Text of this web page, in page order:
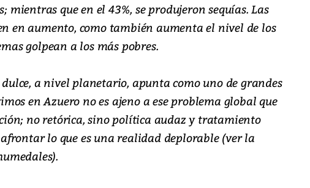
mientras que en el 43%, se produjeron sequías. Las
en aumento, como también aumenta el nivel de los
golpean a los más pobres.
dulce, a nivel planetario, apunta como uno de grandes
en Azuero no es ajeno a ese problema global que
no retórica, sino política audaz y tratamiento
lo que es una realidad deplorable (ver la